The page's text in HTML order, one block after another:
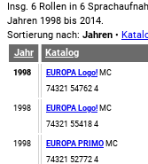
Insg. 6 Rollen in 6
Jahren 1998 bis 2014.
Sortierung nach: Jahren •
Jahr
Katalog
1998 EUROPA Logo! MC
74321 54762 4
1998 EUROPA Logo! MC
74321 55418 4
1998 EUROPA PRIMO MC
74321 52772 4